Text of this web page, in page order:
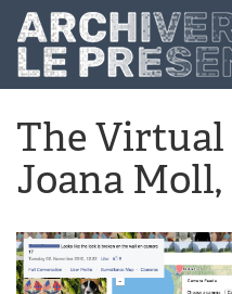
Aller au contenu principal
The Virtual
Joana